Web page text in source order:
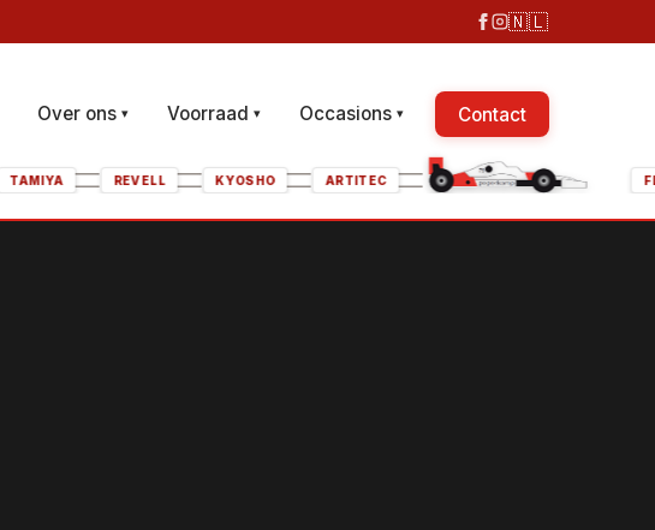
🇳🇱
Over ons ▾ Voorraad ▾ Occasions ▾ Contact
MÄRKLIN TAMIYA REVELL KYOSHO ARTITEC